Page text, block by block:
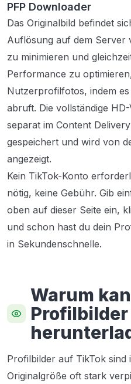
PFP Downloader
Das Originalbild befindet
Auflösung auf dem Server
zu minimieren und
Performance zu
Nutzerprofilfotos, indem
abruft. Die vollständige
separat im Content
gespeichert und wird von
angezeigt.
Kein TikTok-Konto
nötig, keine Gebühr. Gib
oben auf dieser Seite ein,
und schon hast du dein
in Sekundenschnelle.
Warum
Profilbilder auf TikTok sind
Originalgröße oft stark